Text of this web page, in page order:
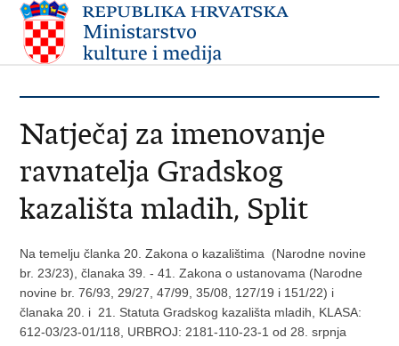
Natječaj za imenovanje
ravnatelja Gradskog
kazališta mladih, Split
Na temelju članka 20. Zakona o kazalištima (Narodne novine
br. 23/23), članaka 39. - 41. Zakona o ustanovama (Narodne
novine br. 76/93, 29/27, 47/99, 35/08, 127/19 i 151/22) i
članaka 20. i 21. Statuta Gradskog kazališta mladih, KLASA:
612-03/23-01/118, URBROJ: 2181-110-23-1 od 28. srpnja